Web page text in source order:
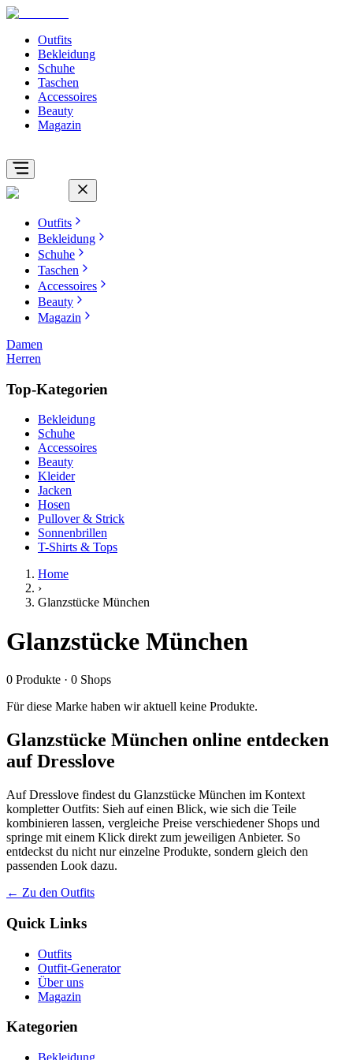
Outfits
Bekleidung
Schuhe
Taschen
Accessoires
Beauty
Magazin
Outfits
Bekleidung
Schuhe
Taschen
Accessoires
Beauty
Magazin
Damen
Herren
Top-Kategorien
Bekleidung
Schuhe
Accessoires
Beauty
Kleider
Jacken
Hosen
Pullover & Strick
Sonnenbrillen
T-Shirts & Tops
Home
›
Glanzstücke München
Glanzstücke München
0 Produkte · 0 Shops
Für diese Marke haben wir aktuell keine Produkte.
Glanzstücke München online entdecken
auf Dresslove
Auf Dresslove findest du Glanzstücke München im Kontext
kompletter Outfits: Sieh auf einen Blick, wie sich die Teile
kombinieren lassen, vergleiche Preise verschiedener Shops und
springe mit einem Klick direkt zum jeweiligen Anbieter. So
entdeckst du nicht nur einzelne Produkte, sondern gleich den
passenden Look dazu.
← Zu den Outfits
Quick Links
Outfits
Outfit-Generator
Über uns
Magazin
Kategorien
Bekleidung